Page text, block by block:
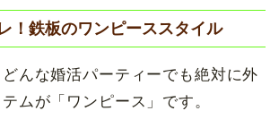
！鉄板のワンピーススタイル
んな婚活パーティーでも絶対に外
ムが「ワンピース」です。